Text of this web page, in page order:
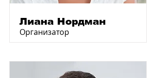
Лиана Нордман
Организатор